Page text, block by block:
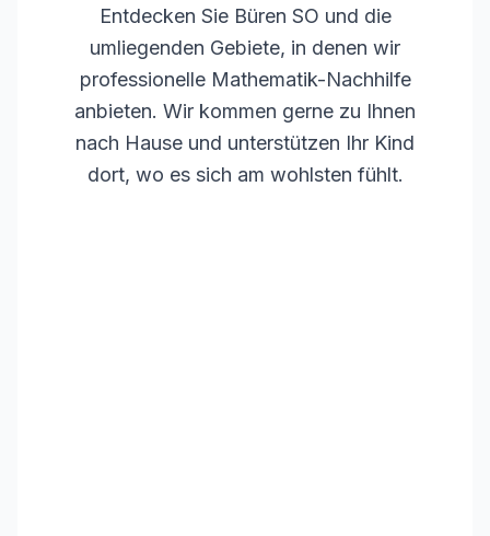
Entdecken Sie Büren SO und die
umliegenden Gebiete, in denen wir
professionelle Mathematik-Nachhilfe
anbieten. Wir kommen gerne zu Ihnen
nach Hause und unterstützen Ihr Kind
dort, wo es sich am wohlsten fühlt.